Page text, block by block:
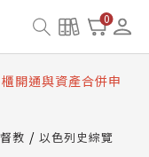
0
併與書櫃開通申請
題
開通與資產合併申
教 以色列史綜覽